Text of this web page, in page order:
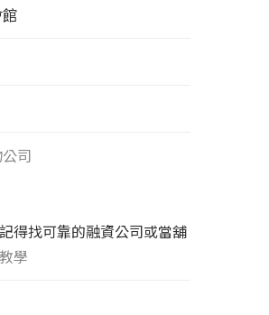
司
得找可靠的融資公司或當舖
學